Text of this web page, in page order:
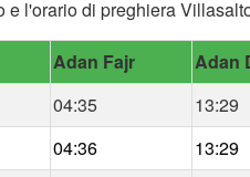
e l'orario di preghiera
Adan Fajr Adan
04:35 13:29
04:36 13:29